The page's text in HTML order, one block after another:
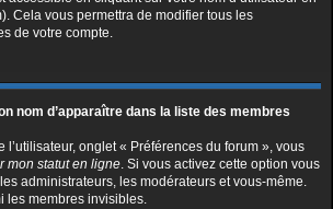
Cela vous permettra de modifier tous les
de votre compte.
nom d’apparaître dans la liste des membres
l’utilisateur, onglet « Préférences du forum », vous
mon statut en ligne. Si vous activez cette option vous
administrateurs, les modérateurs et vous-même.
les membres invisibles.